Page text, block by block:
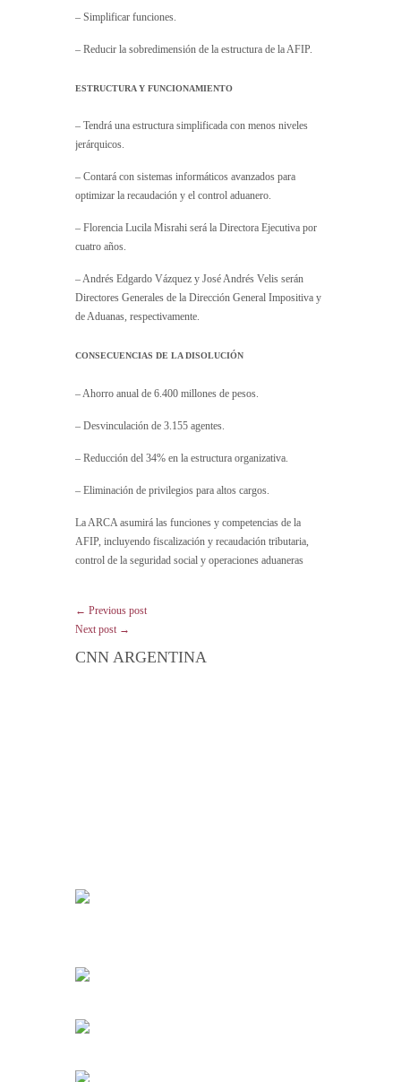
– Simplificar funciones.
– Reducir la sobredimensión de la estructura de la AFIP.
ESTRUCTURA Y FUNCIONAMIENTO
– Tendrá una estructura simplificada con menos niveles
jerárquicos.
– Contará con sistemas informáticos avanzados para
optimizar la recaudación y el control aduanero.
– Florencia Lucila Misrahi será la Directora Ejecutiva por
cuatro años.
– Andrés Edgardo Vázquez y José Andrés Velis serán
Directores Generales de la Dirección General Impositiva y
de Aduanas, respectivamente.
CONSECUENCIAS DE LA DISOLUCIÓN
– Ahorro anual de 6.400 millones de pesos.
– Desvinculación de 3.155 agentes.
– Reducción del 34% en la estructura organizativa.
– Eliminación de privilegios para altos cargos.
La ARCA asumirá las funciones y competencias de la
AFIP, incluyendo fiscalización y recaudación tributaria,
control de la seguridad social y operaciones aduaneras
← Previous post
Next post →
CNN ARGENTINA